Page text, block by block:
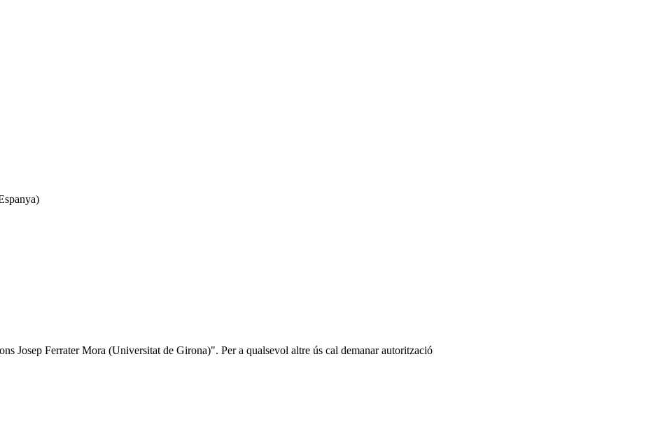
Josep Ferrater Mora (Universitat de Girona)". Per a qualsevol altre ús cal demanar autorització